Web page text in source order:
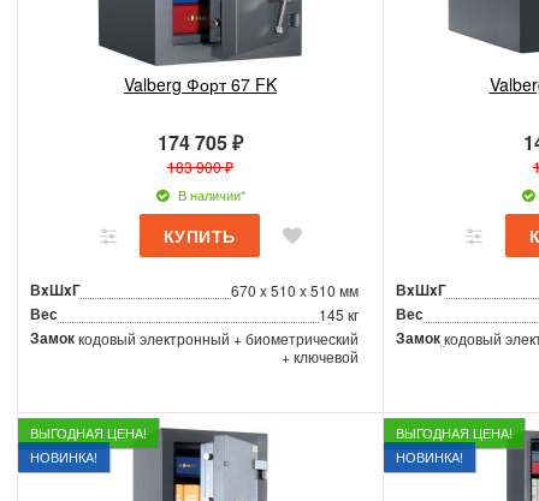
Valberg Форт 67 FK
174 705 ₽
183 900 ₽
В наличии*
ВxШxГ 670 x 510 x 510 мм
Вес 145 кг
Замоккодовый электронный + биометрический
+ ключевой
ВxШxГ
Вес
Замоккодовый
ВЫГОДНАЯ ЦЕНА!
НОВИНКА!
ВЫГОДНАЯ ЦЕНА!
НОВИНКА!